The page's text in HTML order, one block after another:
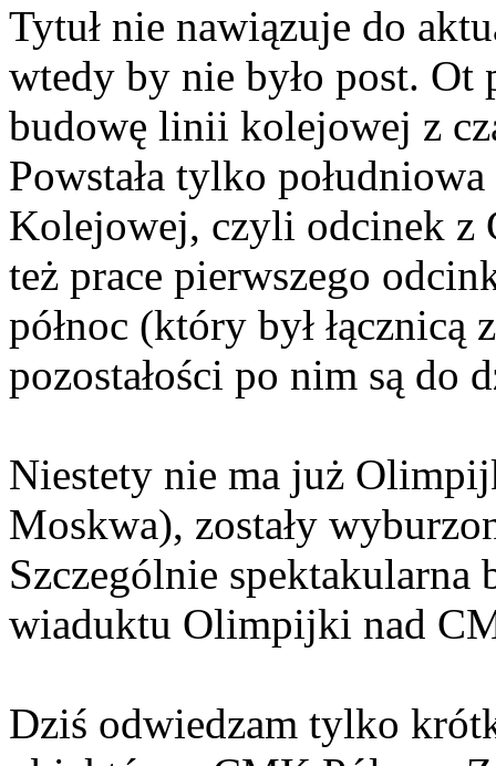
Tytuł nie nawiązuje do
wtedy by nie było post. Ot
budowę linii kolejowej z
Powstała tylko
Kolejowej, czyli odcinek z
też prace pierwszego
północ (który był
pozostałości po nim są do
Niestety nie ma już
Moskwa), zostały
Szczególnie spektakularna
wiaduktu Olimpijki nad
Dziś odwiedzam tylko